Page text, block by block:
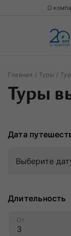
О
Каталог
Регионы
Главная Туры
Туры
Дата
Длительность
От